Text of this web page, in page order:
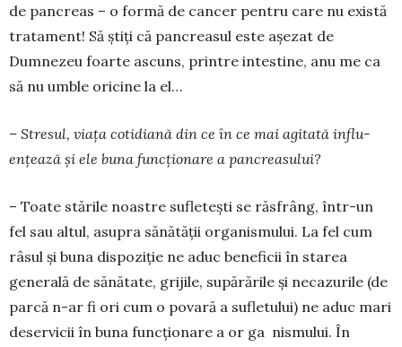
de pancreas – o formă de cancer pentru care nu există
tra­ta­ment! Să ştiţi că pan­crea­sul este aşezat de
Dumnezeu foar­te as­cuns, printre intestine, anu­­ me ca
să nu umble oricine la el…
– Stresul, viaţa cotidiană din ce în ce mai agitată influ­
enţează și ele buna funcţionare a pancreasului?
– Toate stările noastre sufleteşti se răsfrâng, într-un
fel sau altul, asupra sănătăţii organismului. La fel cum
râsul şi buna dispoziţie ne aduc bene­ficii în starea
generală de sănătate, grijile, supărările şi neca­zurile (de
parcă n-ar fi ori­ cum o povară a sufletului) ne aduc mari
deservicii în buna funcţionare a or­ ga­ ­ nismului. În